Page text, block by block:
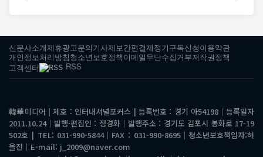
신문사소개제휴광고문의기사제보간편결제정기구독신청이용약관
개인정보처리방침청소년보호정책이메일무단수집거부저작권정책
고객센터
RSS
韓華미디어 | 제호 : 인터내셔널포커스 | 등록번호 : 경기 아54198│등록일자
2011.10.24│발행·편집인 : 정경화│발행주소 : 경기도 김포시 봉화로 17-19
502호 | TEL: 031-990-5844│FAX : 031-990-8695│청소년보호책임자:허
을진│E-mail: j_2009@naver.com